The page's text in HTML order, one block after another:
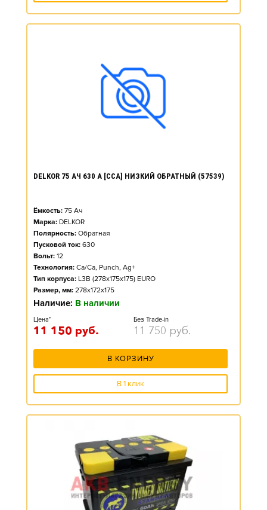
DELKOR 75 АЧ 630 А [CCA] НИЗКИЙ ОБРАТНЫЙ (57539)
Ёмкость: 75 Ач
Марка: DELKOR
Полярность: Обратная
Пусковой ток: 630
Вольт: 12
Технология: Ca/Ca, Punch, Ag+
Тип корпуса: L3B (278x175x175) EURO
Размер, мм: 278x172x175
Наличие: В наличии
Цена*
11 150 руб.
Без Trade-in
11 750 руб.
В КОРЗИНУ
В 1 клик